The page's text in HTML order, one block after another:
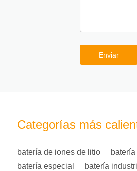
Enviar
Categorías más
batería de iones de litio
batería especial
batería